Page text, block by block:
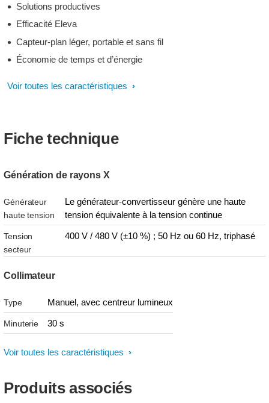
Solutions productives
Efficacité Eleva
Capteur-plan léger, portable et sans fil
Économie de temps et d’énergie
Voir toutes les caractéristiques
Fiche technique
Génération de rayons X
Générateur
haute tension
Le générateur-convertisseur génère une haute
tension équivalente à la tension continue
Tension
secteur
400 V / 480 V (±10 %) ; 50 Hz ou 60 Hz, triphasé
Collimateur
Type Manuel, avec centreur lumineux
Minuterie 30 s
Voir toutes les caractéristiques
Produits associés